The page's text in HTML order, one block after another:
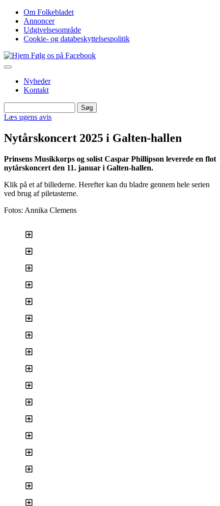
hovedindhold
Top
navigation
Om Folkebladet
Annoncer
Udgivelsesområde
Cookie- og databeskyttelsespolitik
Følg os på Facebook
Nyheder
Kontakt
Søg
Læs ugens avis
Nytårskoncert 2025 i Galten-hallen
Prinsens Musikkorps og solist Caspar Phillipson leverede en flot
nytårskoncert den 11. januar i Galten-hallen.
Klik på et af billederne. Herefter kan du bladre gennem hele serien
ved brug af piletasterne.
Fotos: Annika Clemens